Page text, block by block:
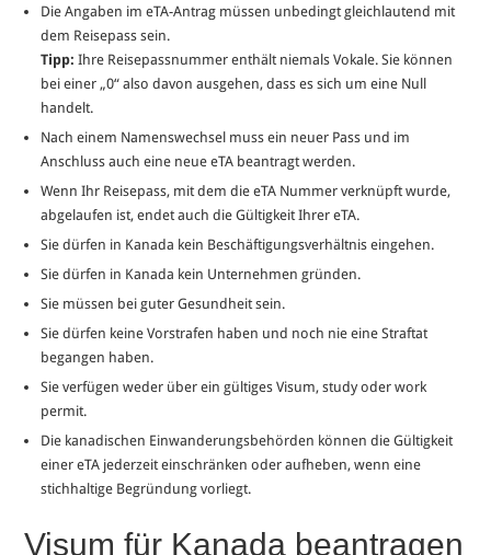
Die Angaben im eTA-Antrag müssen unbedingt gleichlautend mit
dem Reisepass sein.
Tipp:Ihre Reisepassnummer enthält niemals Vokale. Sie können
bei einer „0“ also davon ausgehen, dass es sich um eine Null
handelt.
Nach einem Namenswechsel muss ein neuer Pass und im
Anschluss auch eine neue eTA beantragt werden.
Wenn Ihr Reisepass, mit dem die eTA Nummer verknüpft wurde,
abgelaufen ist, endet auch die Gültigkeit Ihrer eTA.
Sie dürfen in Kanada kein Beschäftigungsverhältnis eingehen.
Sie dürfen in Kanada kein Unternehmen gründen.
Sie müssen bei guter Gesundheit sein.
Sie dürfen keine Vorstrafen haben und noch nie eine Straftat
begangen haben.
Sie verfügen weder über ein gültiges Visum, study oder work
permit.
Die kanadischen Einwanderungsbehörden können die Gültigkeit
einer eTA jederzeit einschränken oder aufheben, wenn eine
stichhaltige Begründung vorliegt.
Visum für Kanada beantragen